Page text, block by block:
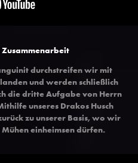
Zusammenarbeit
durchstreifen wir mit
und werden schließlich
die dritte Aufgabe von Herrn
unseres Drakos Husch
zu unserer Basis, wo wir
einheimsen dürfen.